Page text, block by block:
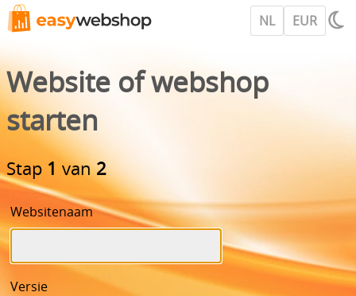
NL EUR
Website of webshop
starten
Stap 1 van2
Websitenaam
Versie